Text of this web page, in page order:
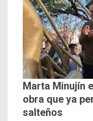
Marta Minujín
obra que ya
salteños